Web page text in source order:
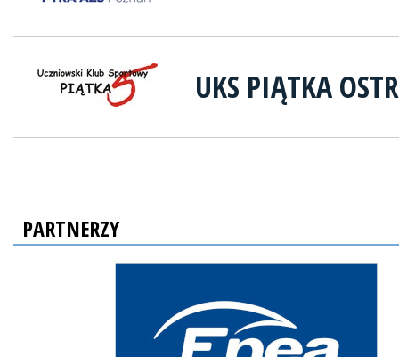
UKS PIĄTKA
PARTNERZY